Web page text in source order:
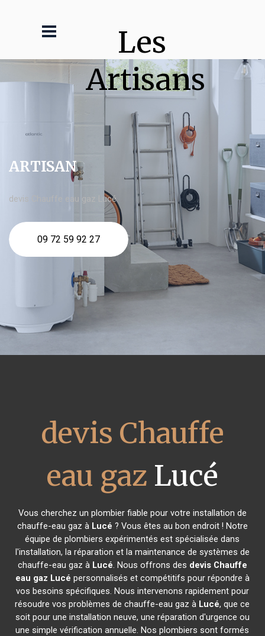
Les
Artisans
ARTISAN
devis Chauffe eau gaz Lucé
09 72 59 92 27
devis Chauffe
eau gaz Lucé
Vous cherchez un plombier fiable pour votre installation de
chauffe-eau gaz à Lucé ? Vous êtes au bon endroit ! Notre
équipe de plombiers expérimentés est spécialisée dans
l'installation, la réparation et la maintenance de systèmes de
chauffe-eau gaz à Lucé. Nous offrons des devis Chauffe
eau gaz Lucé personnalisés et compétitifs pour répondre à
vos besoins spécifiques. Nous intervenons rapidement pour
résoudre vos problèmes de chauffe-eau gaz à Lucé, que ce
soit pour une installation neuve, une réparation d'urgence ou
une simple vérification annuelle. Nos plombiers sont formés